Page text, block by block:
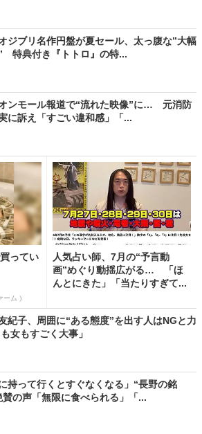
ジブリ名作円盤が夏セール、太っ腹な”大幅
特典付き『トトロ』の特...
ンモール報道で“流れた映像”に… 元消防
に訴え「すごい違和感」「...
ってい
ーム )
人気占い師、7月の“予言動
画”めぐり動揺広がる… 「ほ
んとにきた」「当たりすぎて...
紀子、周囲に“ある態度”を出す人はNGと力
女もすごく大事」
に持って行くとすぐなくなる」“長野の銘
賛の声「無限に食べられる」「...